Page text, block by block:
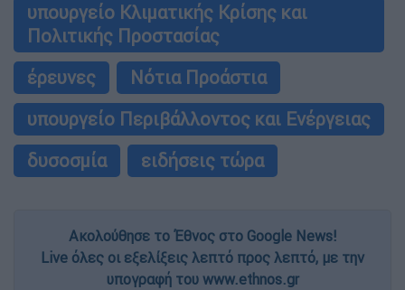
υπουργείο Κλιματικής Κρίσης και
Πολιτικής Προστασίας
έρευνες
Νότια Προάστια
υπουργείο Περιβάλλοντος και Ενέργειας
δυσοσμία
ειδήσεις τώρα
Ακολούθησε το Έθνος στο Google News!
Live όλες οι εξελίξεις λεπτό προς λεπτό, με την
υπογραφή του www.ethnos.gr